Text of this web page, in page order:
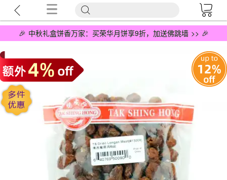
🎉 中秋礼盒饼香万家：买荣华月饼享9折，加送佛跳墙 >> 🎉